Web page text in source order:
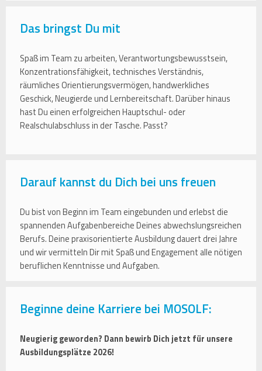
Das bringst Du mit
Spaß im Team zu arbeiten, Verantwortungsbewusstsein,
Konzentrationsfähigkeit, technisches Verständnis,
räumliches Orientierungsvermögen, handwerkliches
Geschick, Neugierde und Lernbereitschaft. Darüber hinaus
hast Du einen erfolgreichen Hauptschul- oder
Realschulabschluss in der Tasche. Passt?
Darauf kannst du Dich bei uns freuen
Du bist von Beginn im Team eingebunden und erlebst die
spannenden Aufgabenbereiche Deines abwechslungsreichen
Berufs. Deine praxisorientierte Ausbildung dauert drei Jahre
und wir vermitteln Dir mit Spaß und Engagement alle nötigen
beruflichen Kenntnisse und Aufgaben.
Beginne deine Karriere bei MOSOLF:
Neugierig geworden? Dann bewirb Dich jetzt für unsere
Ausbildungsplätze 2026!